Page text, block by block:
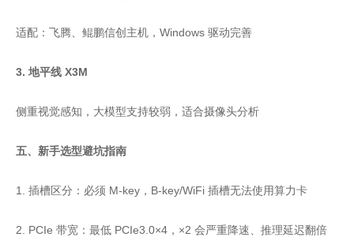
适配：飞腾、鲲鹏信创主机，Windows 驱动完善
3. 地平线 X3M
侧重视觉感知，大模型支持较弱，适合摄像头分析
五、新手选型避坑指南
1. 插槽区分：必须 M-key，B-key/WiFi 插槽无法使用算力卡
2. PCIe 带宽：最低 PCIe3.0×4，×2 会严重降速、推理延迟翻倍